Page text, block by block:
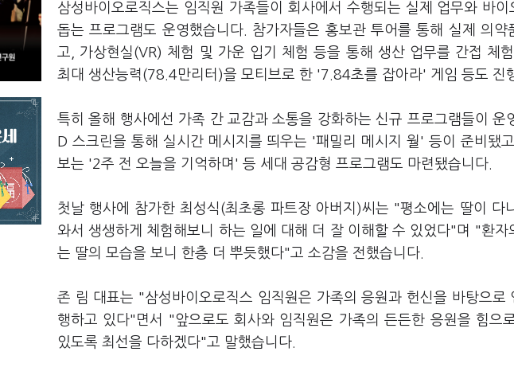
삼성바이오로직스는 임직원 가족들이 회사에서 수행되는 실제 업무와 바
돕는 프로그램도 운영했습니다. 참가자들은 홍보관 투어를 통해 실제 의
고, 가상현실(VR) 체험 및 가운 입기 체험 등을 통해 생산 업무를 간접 체
최대 생산능력(78.4만리터)을 모티브로 한 '7.84초를 잡아라' 게임 등도 진
특히 올해 행사에선 가족 간 교감과 소통을 강화하는 신규 프로그램들이 운
D 스크린을 통해 실시간 메시지를 띄우는 '패밀리 메시지 월' 등이 준비됐
보는 '2주 전 오늘을 기억하며' 등 세대 공감형 프로그램도 마련됐습니다.
첫날 행사에 참가한 최성식(최초롱 파트장 아버지)씨는 "평소에는 딸이 다
와서 생생하게 체험해보니 하는 일에 대해 더 잘 이해할 수 있었다"며 "환
는 딸의 모습을 보니 한층 더 뿌듯했다"고 소감을 전했습니다.
존 림 대표는 "삼성바이오로직스 임직원은 가족의 응원과 헌신을 바탕으로
행하고 있다"면서 "앞으로도 회사와 임직원은 가족의 든든한 응원을 힘으
있도록 최선을 다하겠다"고 말했습니다.